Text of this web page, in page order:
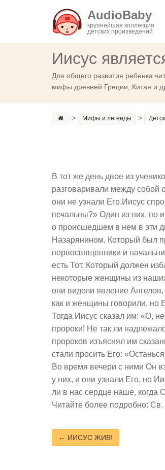
AudioBaby
крупнейшая коллекция
детских произведений
Иисус
Для общего развития ребенка
мифы древней Греции, Китая и
> Мифы и легенды >
В тот же день двое из
разговаривали между собой
они не узнали Его.Иисус
печальны?» Один из них, по
о происшедшем в нем в эти
Назарянином, Который был
первосвященники и
есть Тот, Который должен
некоторые женщины из
они видели явление
как и женщины говорили, но
Тогда Иисус сказал им: «О,
пророки! Не так ли
пророков изъяснял им
стали просить Его:
Во время вечери с ними Он
у них, и они узнали Его, но
ли в нас сердце наше, когда
Читайте более подробно:
← ИИСУС ЖИВ!